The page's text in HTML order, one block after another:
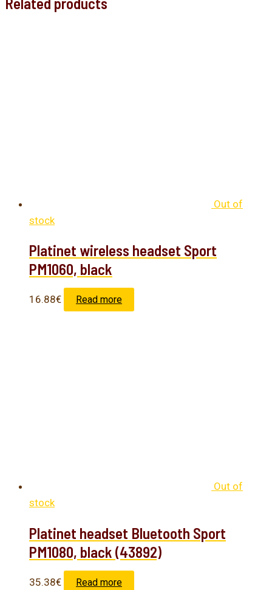
Out of
stock
Platinet wireless headset Sport
PM1060, black
16.88€ Read more
Out of
stock
Platinet headset Bluetooth Sport
PM1080, black (43892)
35.38€ Read more